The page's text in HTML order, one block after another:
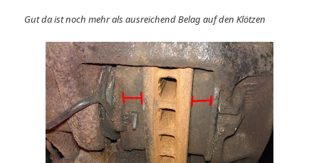
Gut da ist noch mehr als ausreichend Belag auf den Klötzen